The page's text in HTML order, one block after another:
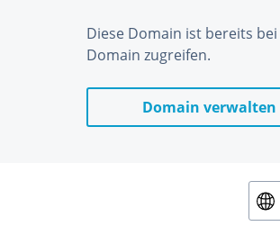
Diese Domain ist bereits
Domain zugreifen.
Domain verwalten